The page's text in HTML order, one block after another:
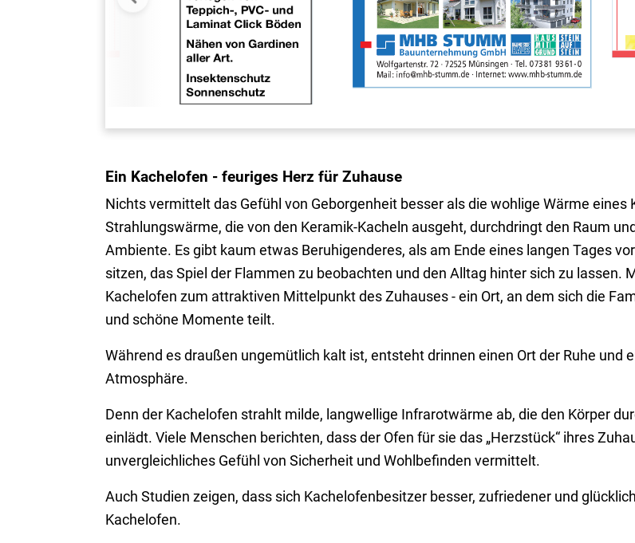
Ein Kachelofen - feuriges Herz für Zuhause
Nichts vermittelt das Gefühl von Geborgenheit besser als die wohlige Wärme eines
Strahlungswärme, die von den Keramik-Kacheln ausgeht, durchdringt den Raum
Ambiente. Es gibt kaum etwas Beruhigenderes, als am Ende eines langen Tages
sitzen, das Spiel der Flammen zu beobachten und den Alltag hinter sich zu lassen.
Kachelofen zum attraktiven Mittelpunkt des Zuhauses - ein Ort, an dem sich die
und schöne Momente teilt.
Während es draußen ungemütlich kalt ist, entsteht drinnen einen Ort der Ruhe und
Atmosphäre.
Denn der Kachelofen strahlt milde, langwellige Infrarotwärme ab, die den Körper
einlädt. Viele Menschen berichten, dass der Ofen für sie das „Herzstück“ ihres
unvergleichliches Gefühl von Sicherheit und Wohlbefinden vermittelt.
Auch Studien zeigen, dass sich Kachelofenbesitzer besser, zufriedener und
Kachelofen.